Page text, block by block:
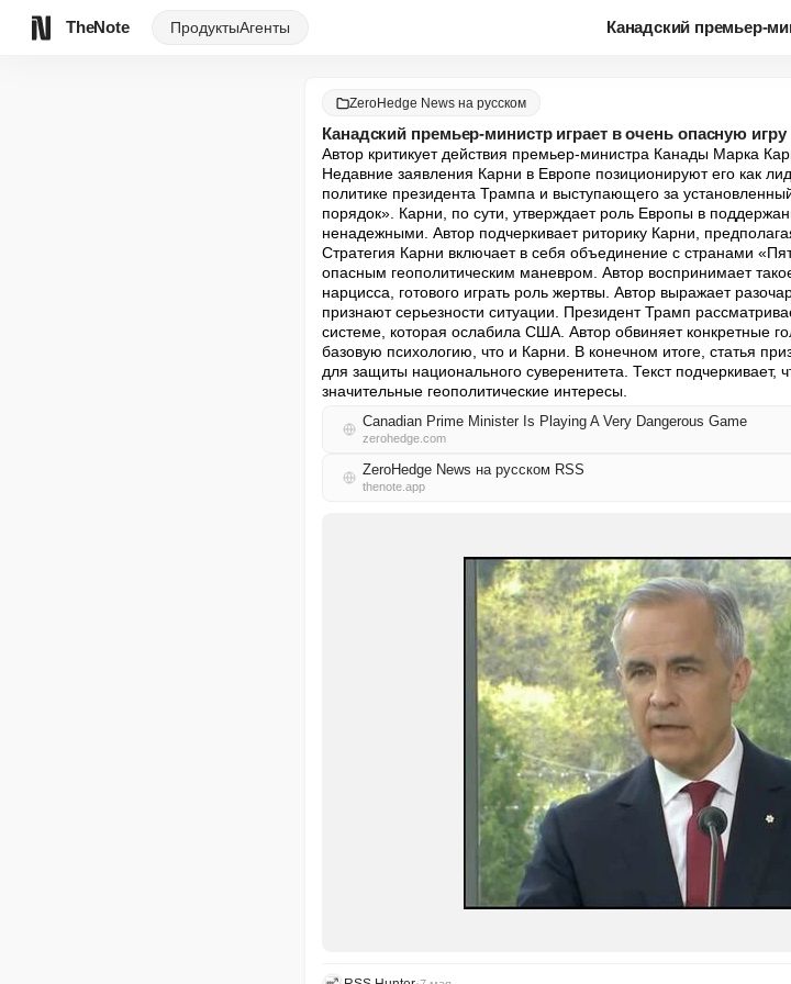
TheNote ПродуктыАгенты
ZeroHedge News на русском
Канадский премьер-министр играет в очень опасную игру
Автор критикует действия премьер-министра Канады Марка
Недавние заявления Карни в Европе позиционируют его как
политике президента Трампа и выступающего за
порядок». Карни, по сути, утверждает роль Европы в
ненадежными. Автор подчеркивает риторику Карни,
Стратегия Карни включает в себя объединение с странами
опасным геополитическим маневром. Автор воспринимает
нарцисса, готового играть роль жертвы. Автор выражает
признают серьезности ситуации. Президент Трамп
системе, которая ослабила США. Автор обвиняет конкретные
базовую психологию, что и Карни. В конечном итоге, статья
для защиты национального суверенитета. Текст подчеркивает,
значительные геополитические интересы.
Canadian Prime Minister Is Playing A Very Dangerous Game
zerohedge.com
ZeroHedge News на русском RSS
thenote.app